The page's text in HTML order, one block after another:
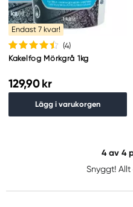
Endast 7 kvar!
(4)
Kakelfog Mörkgrå 1kg
129,90 kr
Lägg i varukorgen
4av 4
Snyggt!